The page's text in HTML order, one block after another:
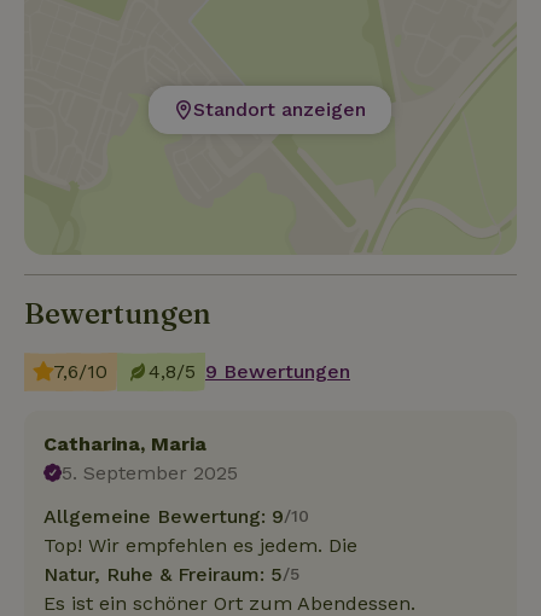
Lage können Sie allerlei sehenswerte Ziele
gelegenen Prüm (ca. 8 km) finden Sie ein Frei- und
Standort anzeigen
Bewertungen
7,6/10 4,8/5 9 Bewertungen
Catharina, Maria
5. September 2025
Allgemeine Bewertung: 9/10
Top! Wir empfehlen es jedem. Die
Natur, Ruhe & Freiraum: 5/5
Es ist ein schöner Ort zum Abendessen.